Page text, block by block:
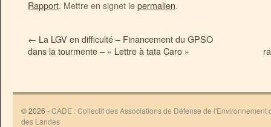
Rapport. Mettre en signet lepermalien.
← La LGV en difficulté – Financement du GPSO
dans la tourmente – « Lettre à tata Caro »
© 2026 -CADE : Collectif des Associations de Défense de l'Environnement
des Landes